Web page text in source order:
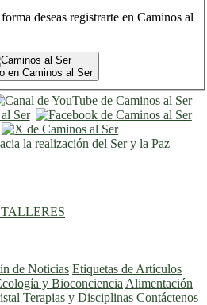
deseas registrarte en Caminos al
en Caminos al Ser
de Noticias Etiquetas de Artículos
y Bioconciencia Alimentación
Terapias y Disciplinas Contáctenos